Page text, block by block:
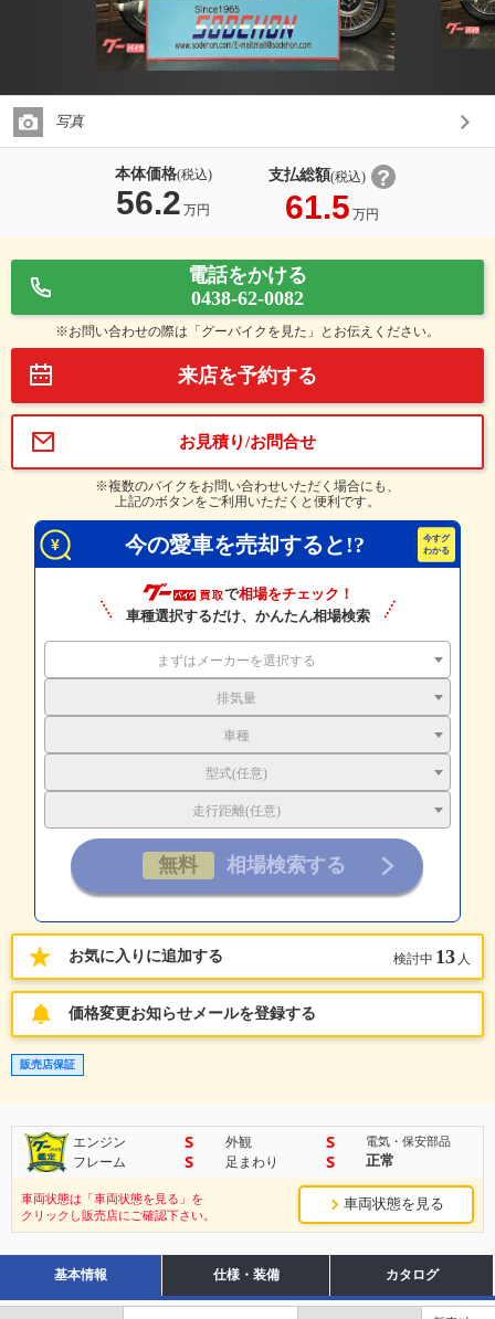
写真
本体価格(税込)
56.2 万円
支払総額(税込)
61.5 万円
電話をかける
0438-62-0082
※お問い合わせの際は「グーバイクを見た」とお伝えください。
来店を予約する
お見積り/お問合せ
※複数のバイクをお問い合わせいただく場合にも、
上記のボタンをご利用いただくと便利です。
今の愛車を売却すると!?
で相場をチェック！
車種選択するだけ、かんたん相場検索
まずはメーカーを選択する
排気量
車種
型式(任意)
走行距離(任意)
お気に入りに追加する 検討中 13 人
価格変更お知らせメールを登録する
販売店保証
エンジン S 外観 S
フレーム S 足まわり S
電気・保安部品
正常
車両状態は「車両状態を見る」を
クリックし販売店にご確認下さい。
車両状態を見る
基本情報 仕様・装備 カタログ